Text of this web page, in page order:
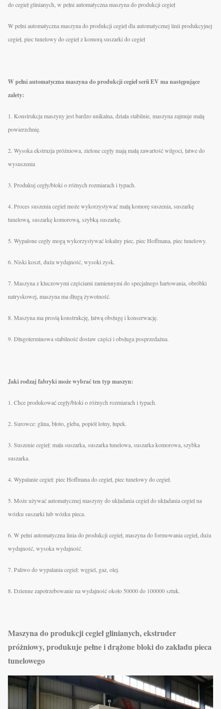
do cegieł glinianych, w pełni automatyczna maszyna do produkcji cegieł
W pełni automatyczna maszyna do produkcji cegieł dla automatycznej linii produkcyjnej
cegieł, piec tunelowy do cegieł z komorą suszarki do cegieł
W pełni automatyczna maszyna do produkcji cegieł serii EV ma następujące
zalety:
1. Konstrukcja maszyny jest bardzo unikalna, działa stabilnie, maszyna zajmuje małą
powierzchnię.
2. Wysoka ekstruzja próżniowa, zielone cegły mają małą zawartość wilgoci, łatwe do
wysuszenia
3. Produkuj cegły/bloki o różnych rozmiarach i typach.
4. Proces suszenia cegieł może wykorzystywać małą komorę suszenia, suszarkę
tunelową, suszarkę komorową, szybką suszarkę.
5. Wypalone cegły mogą wykorzystywać lokalny piec, piec Hoffmana, piec tunelowy.
6. Niski koszt, duża wydajność, wysoki zysk.
7. Maszyna z kluczowymi częściami zamiennymi do specjalnego hartowania, obróbki
natryskowej, maszyna ma długą żywotność.
8. Maszyna ma prostą konstrukcję, łatwą obsługę i konserwację.
9. Długoterminowa stabilność dostaw części i obsługa posprzedażna.
Jaki rodzaj fabryki może wybrać ten typ maszyn:
1. Chce produkować cegły/bloki o różnych rozmiarach i typach.
2. Surowce: glina, błoto, gleba, popiół lotny, łupek.
3. Suszenie cegieł: mała suszarka, suszarka tunelowa, suszarka komorowa, szybka
suszarka.
4. Wypalanie cegieł: piec Hoffmana do cegieł, piec tunelowy do cegieł.
5. Może używać automatycznej maszyny do układania cegieł do układania cegieł na
wózku suszarki lub wózku pieca.
6. W pełni automatyczna linia do produkcji cegieł, maszyna do formowania cegieł, duża
wydajność, wysoka wydajność.
7. Paliwo do wypalania cegieł: węgiel, gaz, olej.
8. Dzienne zapotrzebowanie na wydajność około 50000 do 100000 sztuk.
Maszyna do produkcji cegieł glinianych, ekstruder
próżniowy, produkuje pełne i drążone bloki do zakładu pieca
tunelowego